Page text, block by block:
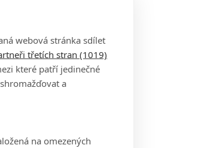
webová stránka sdílet
třetích stran (1019)
které patří jedinečné
a
na omezených